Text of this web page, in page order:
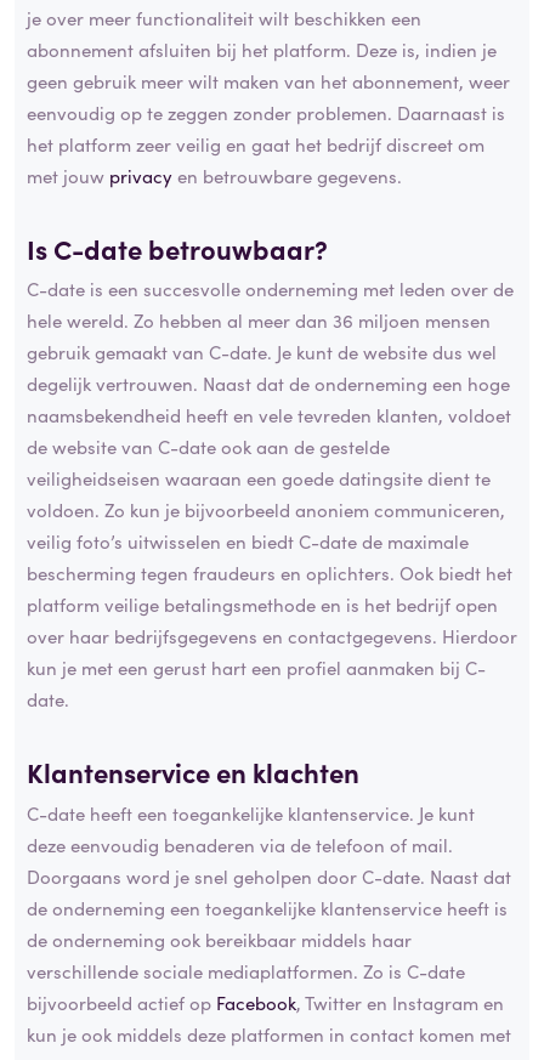
je over meer functionaliteit wilt beschikken een
abonnement afsluiten bij het platform. Deze is, indien je
geen gebruik meer wilt maken van het abonnement, weer
eenvoudig op te zeggen zonder problemen. Daarnaast is
het platform zeer veilig en gaat het bedrijf discreet om
met jouw privacyen betrouwbare gegevens.
Is C-date betrouwbaar?
C-date is een succesvolle onderneming met leden over de
hele wereld. Zo hebben al meer dan 36 miljoen mensen
gebruik gemaakt van C-date. Je kunt de website dus wel
degelijk vertrouwen. Naast dat de onderneming een hoge
naamsbekendheid heeft en vele tevreden klanten, voldoet
de website van C-date ook aan de gestelde
veiligheidseisen waaraan een goede datingsite dient te
voldoen. Zo kun je bijvoorbeeld anoniem communiceren,
veilig foto’s uitwisselen en biedt C-date de maximale
bescherming tegen fraudeurs en oplichters. Ook biedt het
platform veilige betalingsmethode en is het bedrijf open
over haar bedrijfsgegevens en contactgegevens. Hierdoor
kun je met een gerust hart een profiel aanmaken bij C-
date.
Klantenservice en klachten
C-date heeft een toegankelijke klantenservice. Je kunt
deze eenvoudig benaderen via de telefoon of mail.
Doorgaans word je snel geholpen door C-date. Naast dat
de onderneming een toegankelijke klantenservice heeft is
de onderneming ook bereikbaar middels haar
verschillende sociale mediaplatformen. Zo is C-date
bijvoorbeeld actief op Facebook, Twitter en Instagram en
kun je ook middels deze platformen in contact komen met